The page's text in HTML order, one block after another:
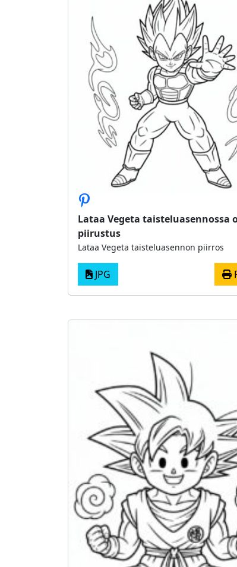
Lataa Vegeta taisteluasennossa
piirustus
Lataa Vegeta taisteluasennon piirros
JPG